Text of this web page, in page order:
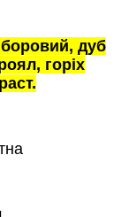
дуб
горіх